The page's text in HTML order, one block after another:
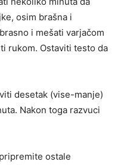
osim brašna i
i mešati varjačom
rukom. Ostaviti testo da
desetak (vise-manje)
Nakon toga razvuci
ostale